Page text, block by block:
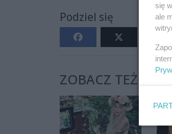
Podziel się
ZOBACZ TEŻ:
się
ale